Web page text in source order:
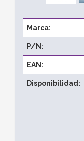
Marca:
P/N:
EAN:
Disponibilidad: